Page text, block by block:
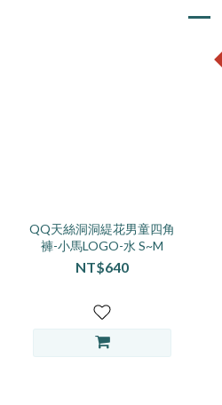
QQ天絲洞洞緹花男童四角
褲-小馬LOGO-水 S~M
NT$640